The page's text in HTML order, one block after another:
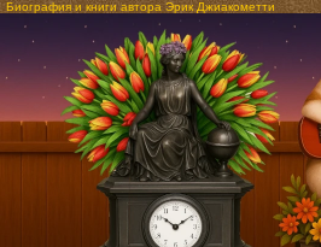
Биография и книги автора Эрик Джиакометти